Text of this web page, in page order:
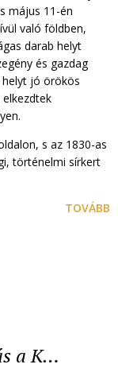
május 11-én
való földben,
darab helyt
és gazdag
helyt jó örökös
s az 1830-as
történelmi sírkert
TOVÁBB
a K…